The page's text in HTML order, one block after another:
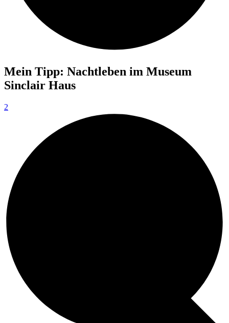
Mein Tipp: Nachtleben im Museum
Sinclair Haus
2